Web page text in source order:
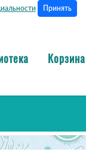
Принять
Корзина